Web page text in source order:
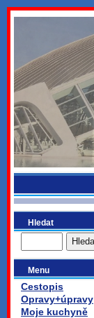
Hledat
Menu
Cestopis
Opravy+úpravy
Moje kuchyně